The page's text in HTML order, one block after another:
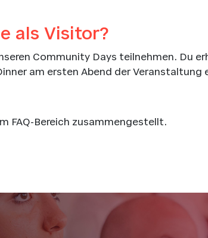
als Visitor?
Community Days teilnehmen. Du
am ersten Abend der Veranstaltung
FAQ-Bereich zusammengestellt.